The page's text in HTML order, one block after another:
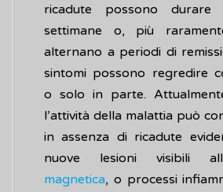
ricadute possono
settimane o, più
alternano a periodi di
sintomi possono regredire
o solo in parte.
l’attività della malattia può
in assenza di ricadute
nuove lesioni visibili
magnetica, o processi